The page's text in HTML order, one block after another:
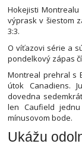
Hokejisti
výprask v šiestom
3:3.
O víťazovi série a
pondelkový zápas
Montreal prehral s
útok Canadiens.
dovedna
len Caufield
mínusovom bode.
Ukážu